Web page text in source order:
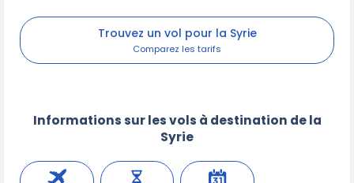
Trouvez un vol pour la Syrie
Informations sur les vols à destination de la
Syrie